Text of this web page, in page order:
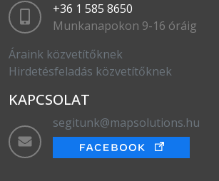
+36 1 585 8650
Munkanapokon 9-16 óráig
Áraink közvetítőknek
Hirdetésfeladás közvetítőknek
KAPCSOLAT
segitunk@mapsolutions.hu